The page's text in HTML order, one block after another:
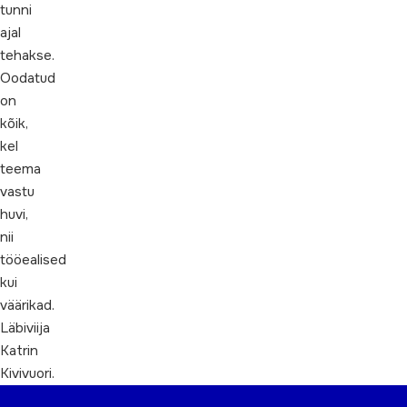
tunni
ajal
tehakse.
Oodatud
on
kõik,
kel
teema
vastu
huvi,
nii
tööealised
kui
väärikad.
Läbiviija
Katrin
Kivivuori.